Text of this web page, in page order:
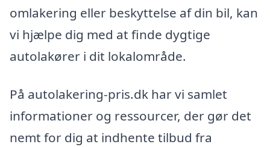
omlakering eller beskyttelse af din bil, kan
vi hjælpe dig med at finde dygtige
autolakører i dit lokalområde.
På autolakering-pris.dk har vi samlet
informationer og ressourcer, der gør det
nemt for dig at indhente tilbud fra